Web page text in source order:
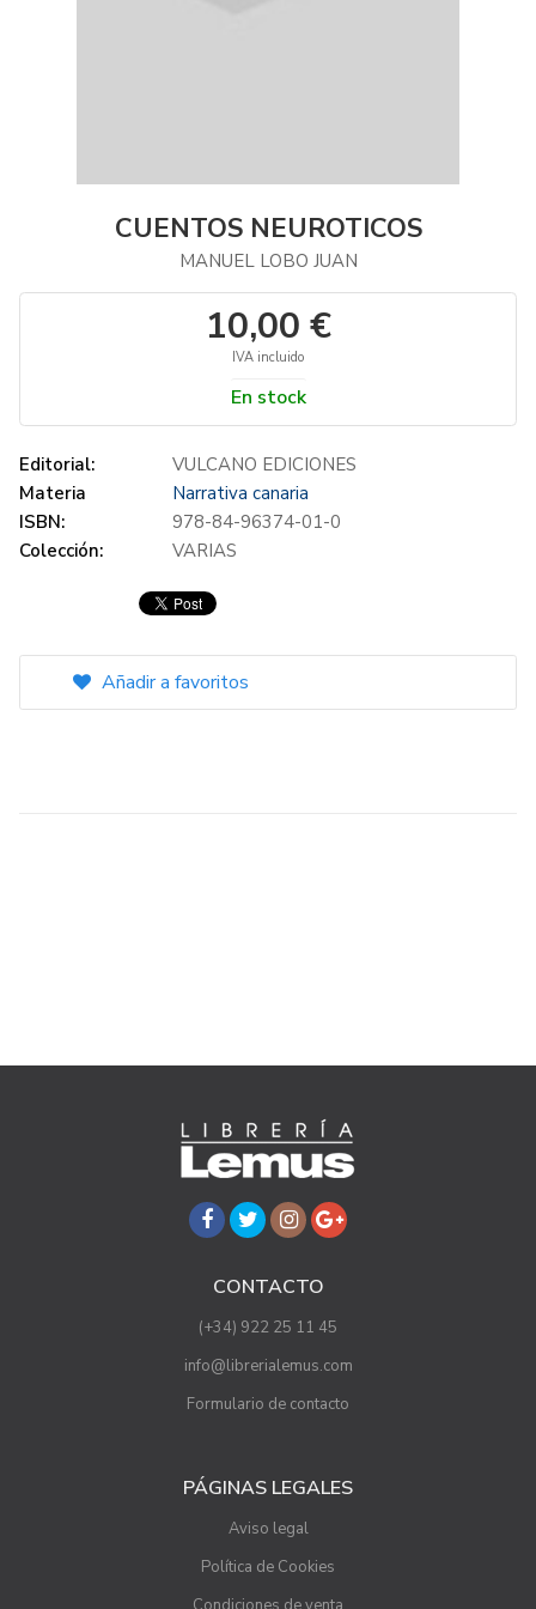
CUENTOS NEUROTICOS
MANUEL LOBO JUAN
10,00 €
IVA incluido
En stock
Editorial:
VULCANO EDICIONES
Materia
Narrativa canaria
ISBN:
978-84-96374-01-0
Colección:
VARIAS
Añadir a favoritos
CONTACTO
(+34) 922 25 11 45
info@librerialemus.com
Formulario de contacto
PÁGINAS LEGALES
Aviso legal
Política de Cookies